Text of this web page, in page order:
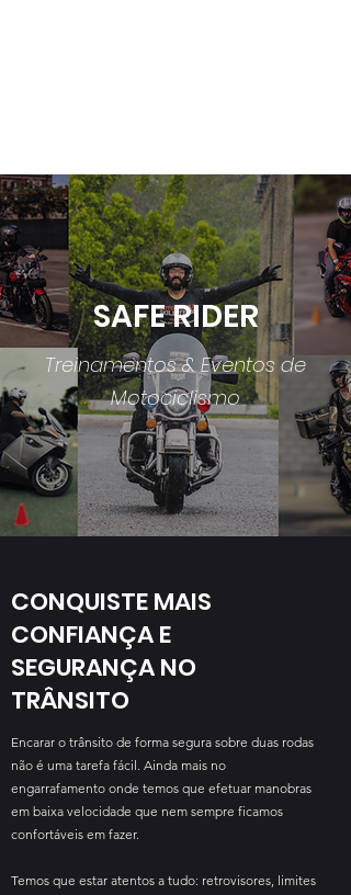
SAFE RIDER
Treinamentos & Eventos de
Motociclismo
CONQUISTE MAIS
CONFIANÇA E
SEGURANÇA NO
TRÂNSITO
Encarar o trânsito de forma segura sobre duas rodas
não é uma tarefa fácil. Ainda mais no
engarrafamento onde temos que efetuar manobras
em baixa velocidade que nem sempre ficamos
confortáveis em fazer.
Temos que estar atentos a tudo: retrovisores, limites